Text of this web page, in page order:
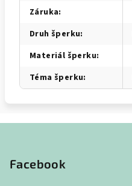
Záruka:
Druh šperku:
Materiál šperku:
Téma šperku:
Facebook